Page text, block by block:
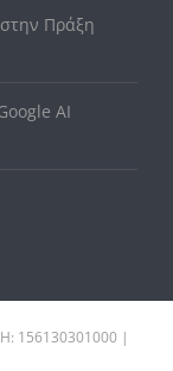
στην Πράξη
AI
156130301000 |